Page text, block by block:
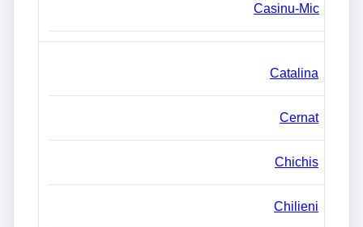
Casinu-Mic
Catalina
Cernat
Chichis
Chilieni